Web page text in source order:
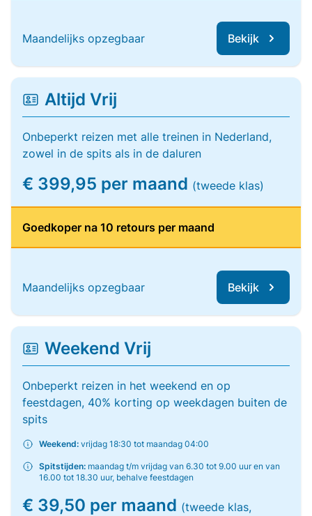
Maandelijks opzegbaar Bekijk
Altijd Vrij
Onbeperkt reizen met alle treinen in Nederland,
zowel in de spits als in de daluren
€ 399,95 per maand (tweede klas)
Goedkoper na 10 retours per maand
Maandelijks opzegbaar Bekijk
Weekend Vrij
Onbeperkt reizen in het weekend en op
feestdagen, 40% korting op weekdagen buiten de
spits
Weekend: vrijdag 18:30 tot maandag 04:00
Spitstijden: maandag t/m vrijdag van 6.30 tot 9.00 uur en van
16.00 tot 18.30 uur, behalve feestdagen
€ 39,50 per maand (tweede klas,